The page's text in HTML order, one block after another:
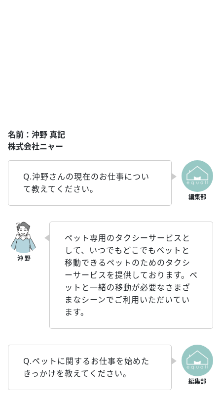
名前：沖野 真記
株式会社ニャー
Q.沖野さんの現在のお仕事につい
て教えてください。
ペット専用のタクシーサービスと
して、いつでもどこでもペットと
移動できるペットのためのタクシ
ーサービスを提供しております。ペ
ットと一緒の移動が必要なさまざ
まなシーンでご利用いただいてい
ます。
Q.ペットに関するお仕事を始めた
きっかけを教えてください。